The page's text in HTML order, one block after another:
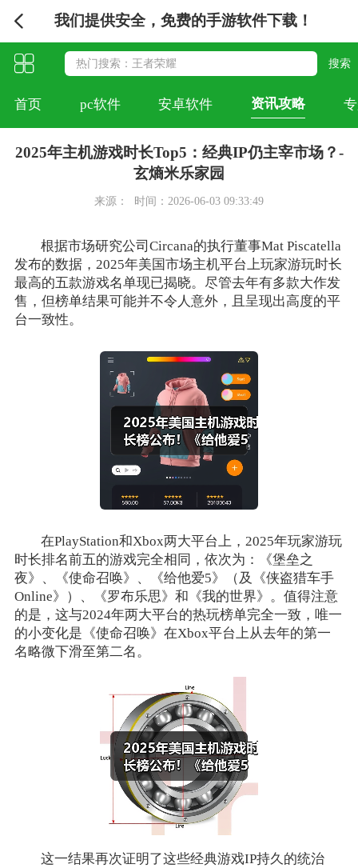
我们提供安全，免费的手游软件下载！
首页 pc软件 安卓软件 资讯攻略
2025年主机游戏时长Top5：经典IP仍主宰市场？-
玄熵米乐家园
来源： 时间：2026-06-03 09:33:49
根据市场研究公司Circana的执行董事Mat Piscatella
发布的数据，2025年美国市场主机平台上玩家游玩时长
最高的五款游戏名单现已揭晓。尽管去年有多款大作发
售，但榜单结果可能并不令人意外，且呈现出高度的平
台一致性。
在PlayStation和Xbox两大平台上，2025年玩家游玩
时长排名前五的游戏完全相同，依次为：《堡垒之
夜》、《使命召唤》、《给他爱5》（及《侠盗猎车手
Online》）、《罗布乐思》和《我的世界》。值得注意
的是，这与2024年两大平台的热玩榜单完全一致，唯一
的小变化是《使命召唤》在Xbox平台上从去年的第一
名略微下滑至第二名。
这一结果再次证明了这些经典游戏IP持久的统治